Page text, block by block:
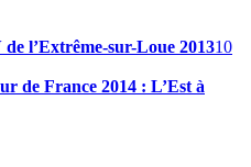
l’Extrême-sur-Loue 201310
de France 2014 : L’Est à